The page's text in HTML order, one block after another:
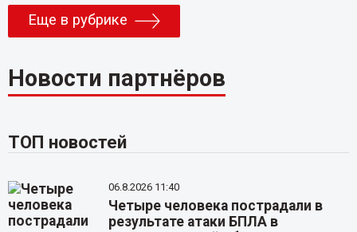
Еще в рубрике
Новости партнёров
ТОП новостей
06.8.2026 11:40
Четыре человека пострадали в
результате атаки БПЛА в